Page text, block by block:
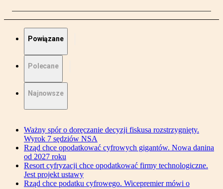
Powiązane
Polecane
Najnowsze
Ważny spór o doręczanie decyzji fiskusa rozstrzygnięty.
Wyrok 7 sędziów NSA
Rząd chce opodatkować cyfrowych gigantów. Nowa danina
od 2027 roku
Resort cyfryzacji chce opodatkować firmy technologiczne.
Jest projekt ustawy
Rząd chce podatku cyfrowego. Wicepremier mówi o